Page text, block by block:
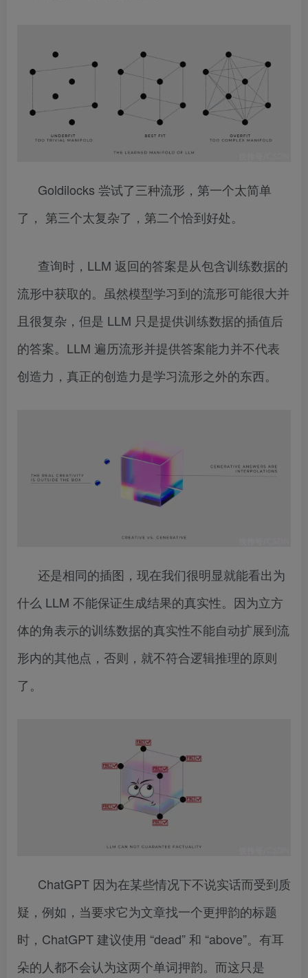
Goldilocks 尝试了三种流形，第一个太简单
了， 第三个太复杂了，第二个恰到好处。
查询时，LLM 返回的答案是从包含训练数据的
流形中获取的。虽然模型学习到的流形可能很大并
且很复杂，但是 LLM 只是提供训练数据的插值后
的答案。LLM 遍历流形并提供答案能力并不代表
创造力，真正的创造力是学习流形之外的东西。
还是相同的插图，现在我们很明显就能看出为
什么 LLM 不能保证生成结果的真实性。因为立方
体的角表示的训练数据的真实性不能自动扩展到流
形内的其他点，否则，就不符合逻辑推理的原则
了。
ChatGPT 因为在某些情况下不说实话而受到质
疑，例如，当要求它为文章找一个更押韵的标题
时，ChatGPT 建议使用 “dead” 和 “above”。有耳
朵的人都不会认为这两个单词押韵。而这只是